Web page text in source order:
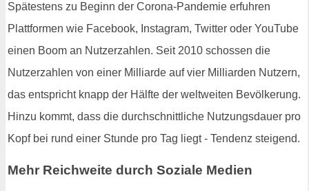
Spätestens zu Beginn der Corona-Pandemie erfuhren
Plattformen wie Facebook, Instagram, Twitter oder YouTube
einen Boom an Nutzerzahlen. Seit 2010 schossen die
Nutzerzahlen von einer Milliarde auf vier Milliarden Nutzern,
das entspricht knapp der Hälfte der weltweiten Bevölkerung.
Hinzu kommt, dass die durchschnittliche Nutzungsdauer pro
Kopf bei rund einer Stunde pro Tag liegt - Tendenz steigend.
Mehr Reichweite durch Soziale Medien